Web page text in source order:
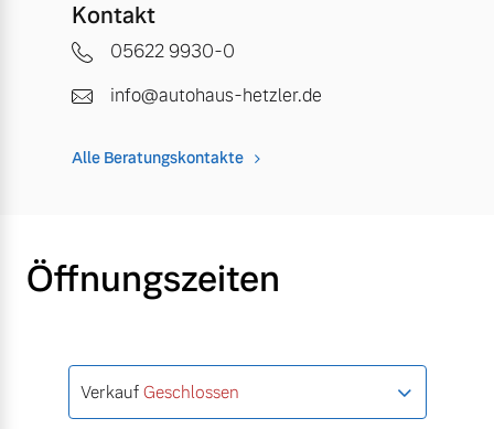
Kontakt
05622 9930-0
info@autohaus-hetzler.de
Alle Beratungskontakte
Öffnungszeiten
Verkauf Geschlossen